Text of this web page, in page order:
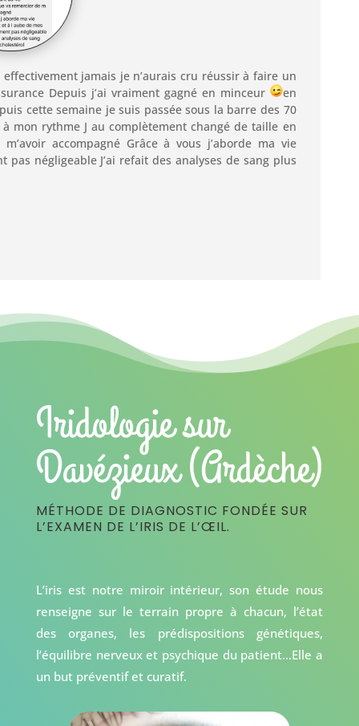
jamais je n’aurais cru réussir à faire un
Depuis j’ai vraiment gagné en minceur
en
cette semaine je suis passée sous la barre des 70
mon rythme J au complètement changé de taille en
accompagné Grâce à vous j’aborde ma vie
négligeable J’ai refait des analyses de sang plus
Iridologie sur
Davézieux (Ardèche)
MÉTHODE DE DIAGNOSTIC FONDÉE SUR
L’EXAMEN DE L’IRIS DE L’ŒIL.
L’iris est notre miroir intérieur, son étude nous
renseigne sur le terrain propre à chacun, l’état
des organes, les prédispositions génétiques,
l’équilibre nerveux et psychique du patient…Elle a
un but préventif et curatif.